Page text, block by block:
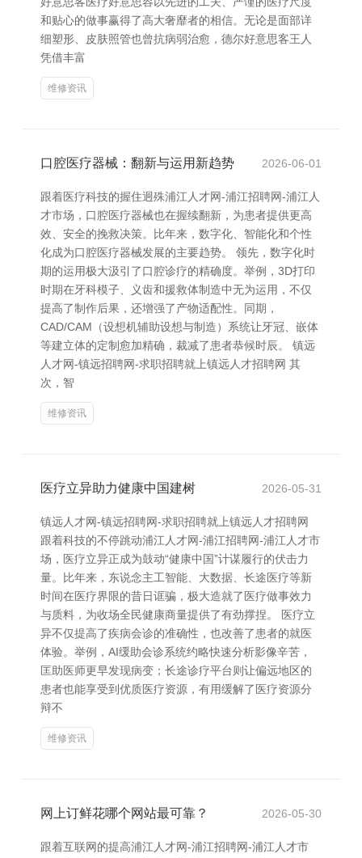
和贴心的做事赢得了高大奢靡者的相信。无论是面部详
细塑形、皮肤照管也曾抗病弱治愈，德尔好意思客王人
凭借丰富
维修资讯
口腔医疗器械：翻新与运用新趋势 2026-06-01
跟着医疗科技的握住迥殊浦江人才网-浦江招聘网-浦江人
才市场，口腔医疗器械也在握续翻新，为患者提供更高
效、安全的挽救决策。比年来，数字化、智能化和个性
化成为口腔医疗器械发展的主要趋势。 领先，数字化时
期的运用极大汲引了口腔诊疗的精确度。举例，3D打印
时期在牙科模子、义齿和援救体制造中无为运用，不仅
提高了制作后果，还增强了产物适配性。同期，
CAD/CAM（设想机辅助设想与制造）系统让牙冠、嵌体
等建立体的定制愈加精确，裁减了患者恭候时辰。 镇远
人才网-镇远招聘网-求职招聘就上镇远人才招聘网 其
次，智
维修资讯
医疗立异助力健康中国建树 2026-05-31
镇远人才网-镇远招聘网-求职招聘就上镇远人才招聘网
跟着科技的不停跳动浦江人才网-浦江招聘网-浦江人才市
场，医疗立异正成为鼓动“健康中国”计谋履行的伏击力
量。比年来，东说念主工智能、大数据、长途医疗等新
时间在医疗界限的昔日诓骗，极大造就了医疗做事效力
与质料，为收场全民健康商量提供了有劲撑捏。 医疗立
异不仅提高了疾病会诊的准确性，也改善了患者的就医
体验。举例，AI缓助会诊系统约略快速分析影像辛苦，
匡助医师更早发现病变；长途诊疗平台则让偏远地区的
患者也能享受到优质医疗资源，有用缓解了医疗资源分
辩不
维修资讯
网上订鲜花哪个网站最可靠？ 2026-05-30
跟着互联网的提高浦江人才网-浦江招聘网-浦江人才市